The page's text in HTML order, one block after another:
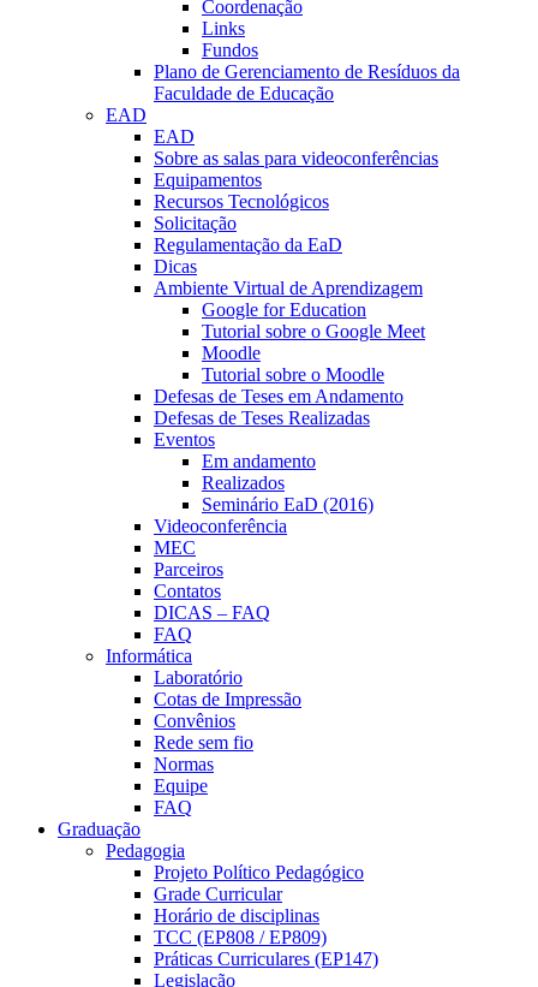
Coordenação
Links
Fundos
Plano de Gerenciamento de Resíduos da
Faculdade de Educação
EAD
EAD
Sobre as salas para videoconferências
Equipamentos
Recursos Tecnológicos
Solicitação
Regulamentação da EaD
Dicas
Ambiente Virtual de Aprendizagem
Google for Education
Tutorial sobre o Google Meet
Moodle
Tutorial sobre o Moodle
Defesas de Teses em Andamento
Defesas de Teses Realizadas
Eventos
Em andamento
Realizados
Seminário EaD (2016)
Videoconferência
MEC
Parceiros
Contatos
DICAS – FAQ
FAQ
Informática
Laboratório
Cotas de Impressão
Convênios
Rede sem fio
Normas
Equipe
FAQ
Graduação
Pedagogia
Projeto Político Pedagógico
Grade Curricular
Horário de disciplinas
TCC (EP808 / EP809)
Práticas Curriculares (EP147)
Legislação